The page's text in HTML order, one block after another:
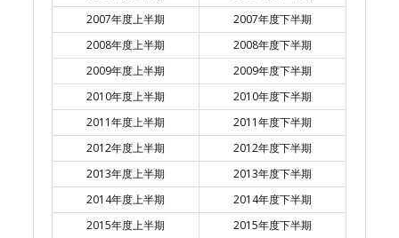
2007年度上半期
2007年度下半期
2008年度上半期
2008年度下半期
2009年度上半期
2009年度下半期
2010年度上半期
2010年度下半期
2011年度上半期
2011年度下半期
2012年度上半期
2012年度下半期
2013年度上半期
2013年度下半期
2014年度上半期
2014年度下半期
2015年度上半期
2015年度下半期